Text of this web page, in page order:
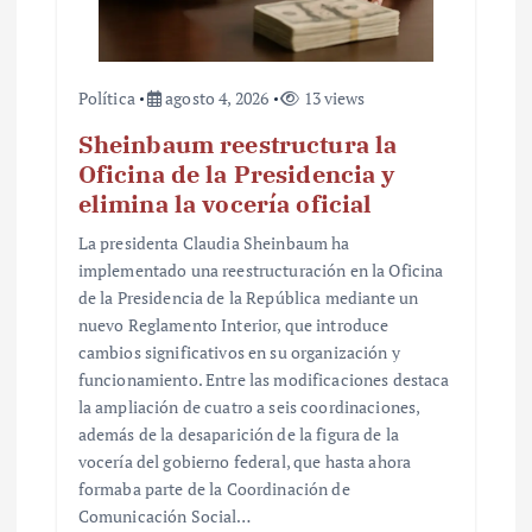
Política agosto 4, 2026 13 views
Sheinbaum reestructura la
Oficina de la Presidencia y
elimina la vocería oficial
La presidenta Claudia Sheinbaum ha
implementado una reestructuración en la Oficina
de la Presidencia de la República mediante un
nuevo Reglamento Interior, que introduce
cambios significativos en su organización y
funcionamiento. Entre las modificaciones destaca
la ampliación de cuatro a seis coordinaciones,
además de la desaparición de la figura de la
vocería del gobierno federal, que hasta ahora
formaba parte de la Coordinación de
Comunicación Social…